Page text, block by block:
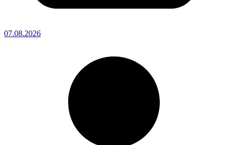
07.08.2026